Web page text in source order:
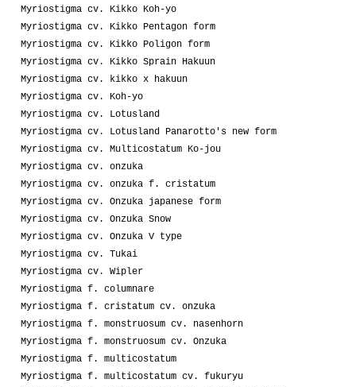
Myriostigma cv. Kikko Koh-yo
Myriostigma cv. Kikko Pentagon form
Myriostigma cv. Kikko Poligon form
Myriostigma cv. Kikko Sprain Hakuun
Myriostigma cv. kikko x hakuun
Myriostigma cv. Koh-yo
Myriostigma cv. Lotusland
Myriostigma cv. Lotusland Panarotto's new form
Myriostigma cv. Multicostatum Ko-jou
Myriostigma cv. onzuka
Myriostigma cv. onzuka f. cristatum
Myriostigma cv. Onzuka japanese form
Myriostigma cv. Onzuka Snow
Myriostigma cv. Onzuka V type
Myriostigma cv. Tukai
Myriostigma cv. Wipler
Myriostigma f. columnare
Myriostigma f. cristatum cv. onzuka
Myriostigma f. monstruosum cv. nasenhorn
Myriostigma f. monstruosum cv. Onzuka
Myriostigma f. multicostatum
Myriostigma f. multicostatum cv. fukuryu